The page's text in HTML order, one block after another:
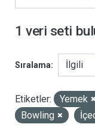
KATEGORILER
ETIKETLER
LISANSLAR
1 veri seti
Sıralama
Etiketler: Yemek
Bowling